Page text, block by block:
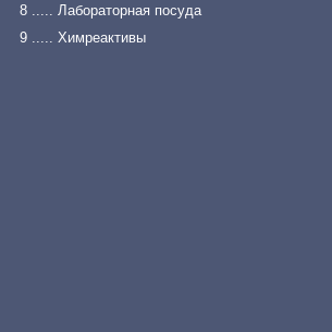
8 ..... Лабораторная посуда
9 ..... Химреактивы